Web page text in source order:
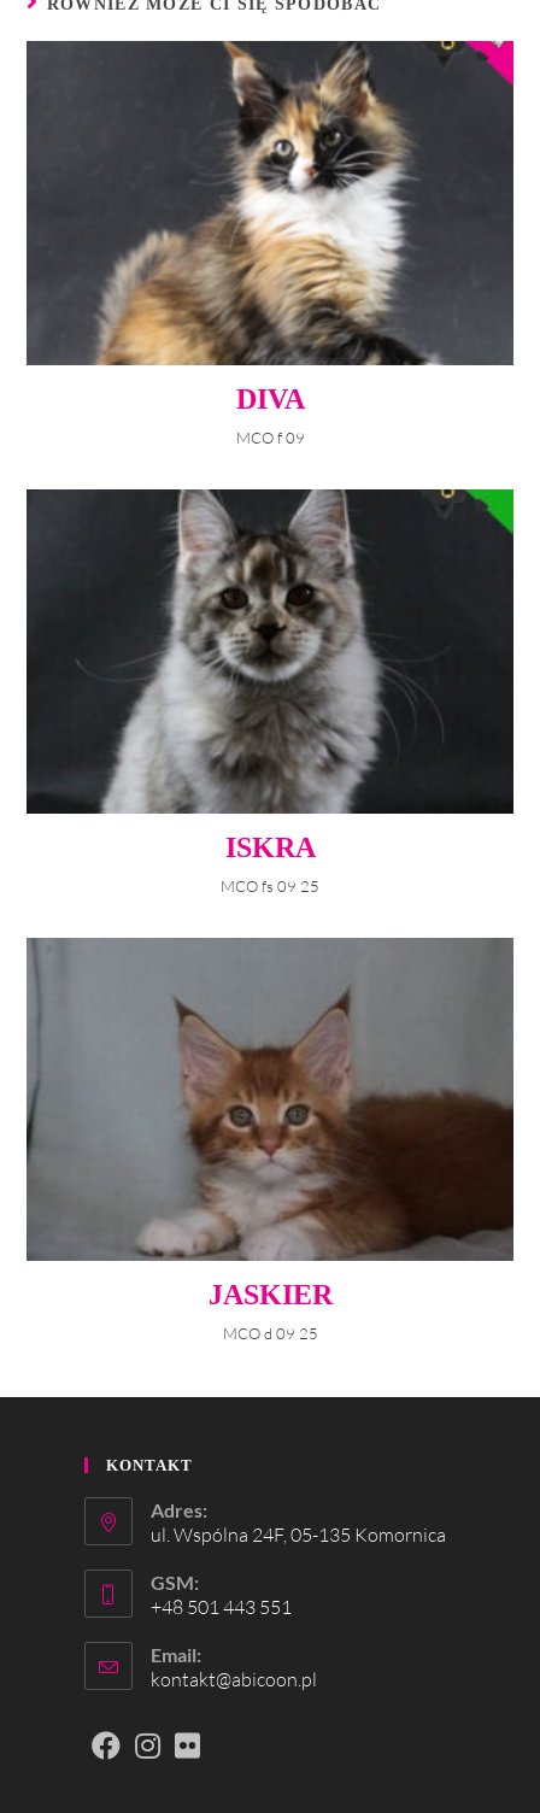
RÓWNIEŻ MOŻE CI SIĘ SPODOBAĆ
DIVA
MCO f 09
ISKRA
MCO fs 09 25
JASKIER
MCO d 09 25
KONTAKT
Adres:
ul. Wspólna 24F, 05-135 Komornica
GSM:
+48 501 443 551
Email:
kontakt@abicoon.pl